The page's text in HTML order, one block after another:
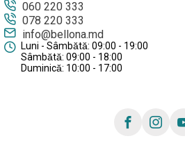
060 220 333
078 220 333
info@bellona.md
Luni - Sâmbătă: 09:00 - 19:00
Sâmbătă: 09:00 - 18:00
Duminică: 10:00 - 17:00